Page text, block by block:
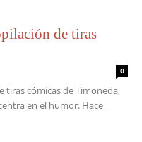
de tiras
0
tiras cómicas de Timoneda,
en el humor. Hace